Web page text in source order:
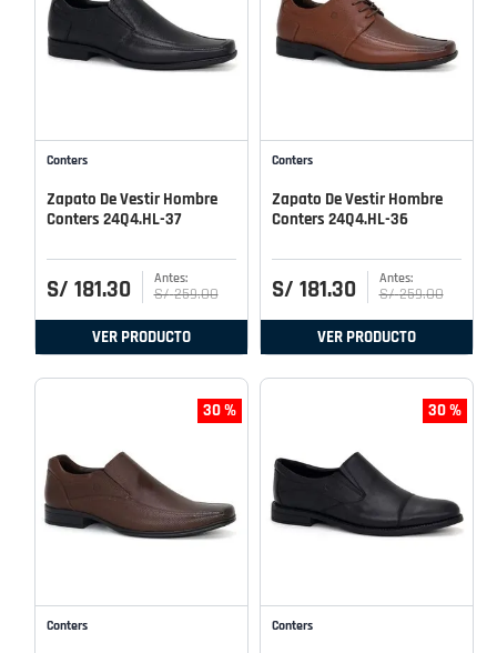
Conters
Zapato De Vestir Hombre
Conters 24Q4.HL-37
S/ 181.30 S/ 259.00
VER PRODUCTO
Conters
Zapato De Vestir Hombre
Conters 24Q4.HL-36
S/ 181.30 S/ 259.00
VER PRODUCTO
30 %
Conters
30 %
Conters